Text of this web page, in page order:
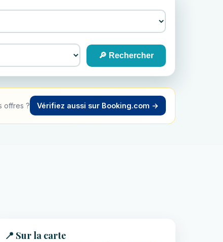
🔎 Rechercher
offres ? Vérifiez aussi sur Booking.com →
📍 Sur la carte